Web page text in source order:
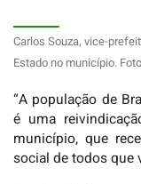
Carlos Souza, vice-
Estado no município.
“A população de
é uma
município, que
social de todos que